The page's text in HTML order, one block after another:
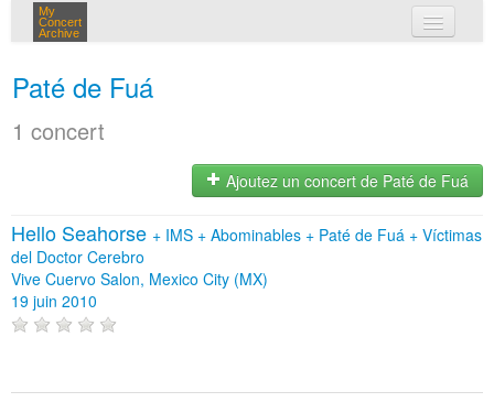
My
Concert
Archive
Paté de Fuá
1 concert
Ajoutez un concert de Paté de Fuá
Hello Seahorse + IMS + Abominables + Paté de Fuá + Víctimas
del Doctor Cerebro
Vive Cuervo Salon, Mexico City (MX)
19 juin 2010